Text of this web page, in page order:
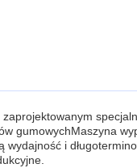
gumowychMaszyna
i